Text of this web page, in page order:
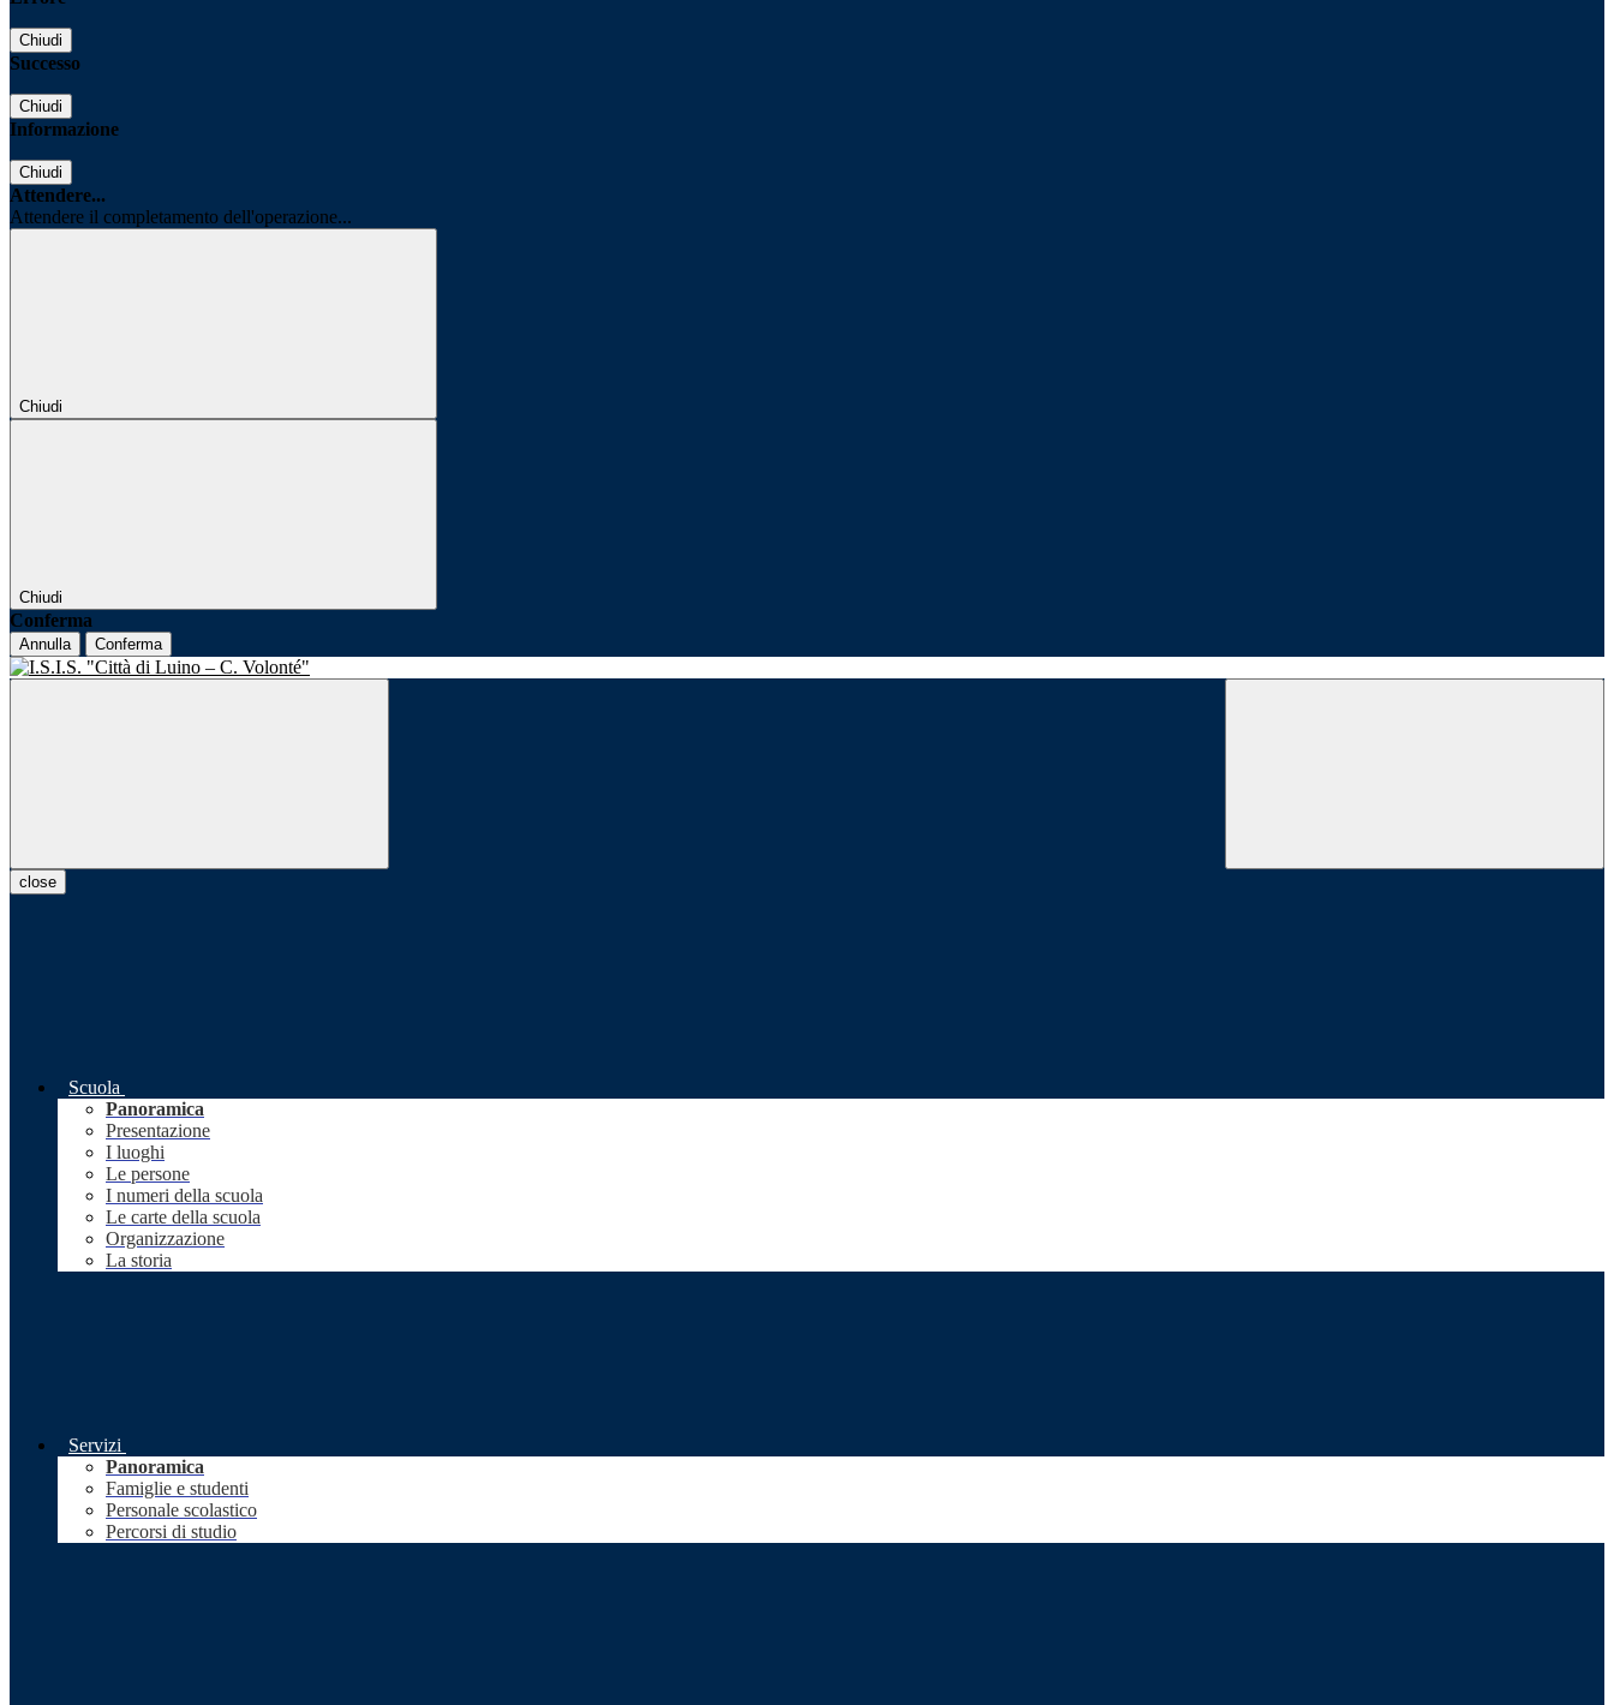
Chiudi
Successo
Chiudi
Informazione
Chiudi
Attendere...
Attendere il completamento dell'operazione...
Chiudi
Chiudi
Conferma
Annulla Conferma
close
Scuola
Panoramica
Presentazione
I luoghi
Le persone
I numeri della scuola
Le carte della scuola
Organizzazione
La storia
Servizi
Panoramica
Famiglie e studenti
Personale scolastico
Percorsi di studio